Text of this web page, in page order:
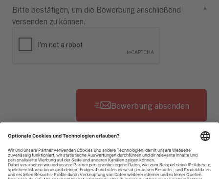
Bitte bestätigen, um die Bewerbung anschließend
versenden zu können.
*
Datenschutzhinweise